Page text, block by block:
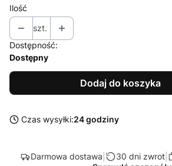
Ilość
szt.
Dostępność:
Dostępny
Dodaj do koszyka
Czas wysyłki:24 godziny
Darmowa dostawa 30 dni zwrot|